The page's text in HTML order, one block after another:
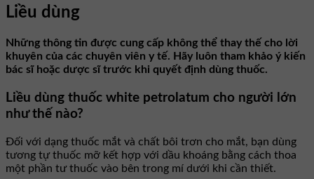
Liều dùng
Những thông tin được cung cấp không thể thay thế cho lời
khuyên của các chuyên viên y tế. Hãy luôn tham khảo ý kiến
bác sĩ hoặc dược sĩ trước khi quyết định dùng thuốc.
Liều dùng thuốc white petrolatum cho người lớn
như thế nào?
Đối với dạng thuốc mắt và chất bôi trơn cho mắt, bạn dùng
tương tự thuốc mỡ kết hợp với dầu khoáng bằng cách thoa
một phần tư thuốc vào bên trong mí dưới khi cần thiết.